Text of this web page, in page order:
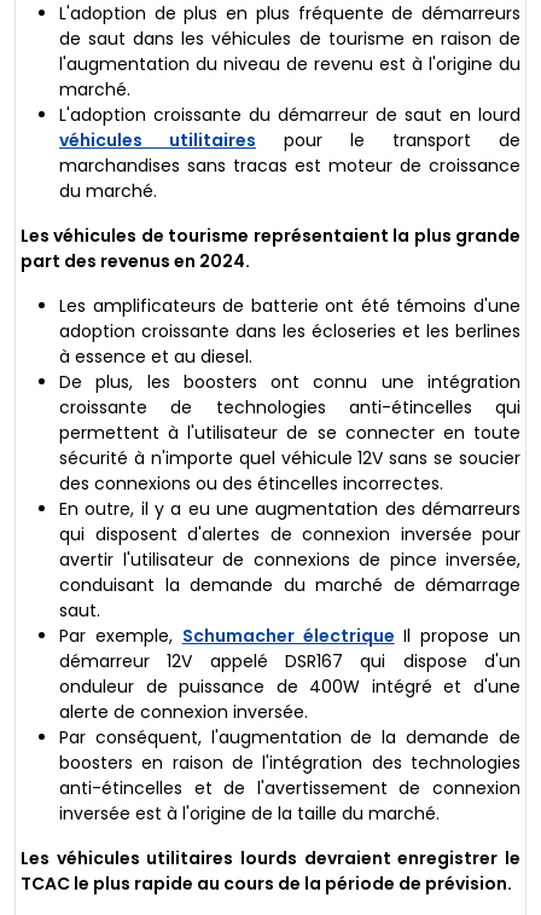
L'adoption de plus en plus fréquente de démarreurs
de saut dans les véhicules de tourisme en raison de
l'augmentation du niveau de revenu est à l'origine du
marché.
L'adoption croissante du démarreur de saut en lourd
véhicules utilitaires pour le transport de
marchandises sans tracas est moteur de croissance
du marché.
Les véhicules de tourisme représentaient la plus grande
part des revenus en 2024.
Les amplificateurs de batterie ont été témoins d'une
adoption croissante dans les écloseries et les berlines
à essence et au diesel.
De plus, les boosters ont connu une intégration
croissante de technologies anti-étincelles qui
permettent à l'utilisateur de se connecter en toute
sécurité à n'importe quel véhicule 12V sans se soucier
des connexions ou des étincelles incorrectes.
En outre, il y a eu une augmentation des démarreurs
qui disposent d'alertes de connexion inversée pour
avertir l'utilisateur de connexions de pince inversée,
conduisant la demande du marché de démarrage
saut.
Par exemple, Schumacher électrique Il propose un
démarreur 12V appelé DSR167 qui dispose d'un
onduleur de puissance de 400W intégré et d'une
alerte de connexion inversée.
Par conséquent, l'augmentation de la demande de
boosters en raison de l'intégration des technologies
anti-étincelles et de l'avertissement de connexion
inversée est à l'origine de la taille du marché.
Les véhicules utilitaires lourds devraient enregistrer le
TCAC le plus rapide au cours de la période de prévision.